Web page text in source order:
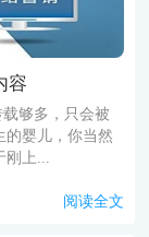
容
够多，只会被
的婴儿，你当然
刚上...
阅读全文